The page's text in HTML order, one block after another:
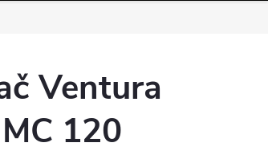
Ventura
120